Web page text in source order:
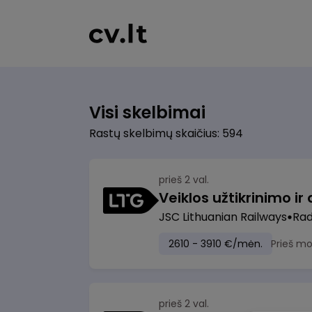
Visi skelbimai
Rastų skelbimų skaičius: 594
prieš 2 val.
JSC Lithuanian Railways
2610 - 3910 €/mėn. Prieš
prieš 2 val.